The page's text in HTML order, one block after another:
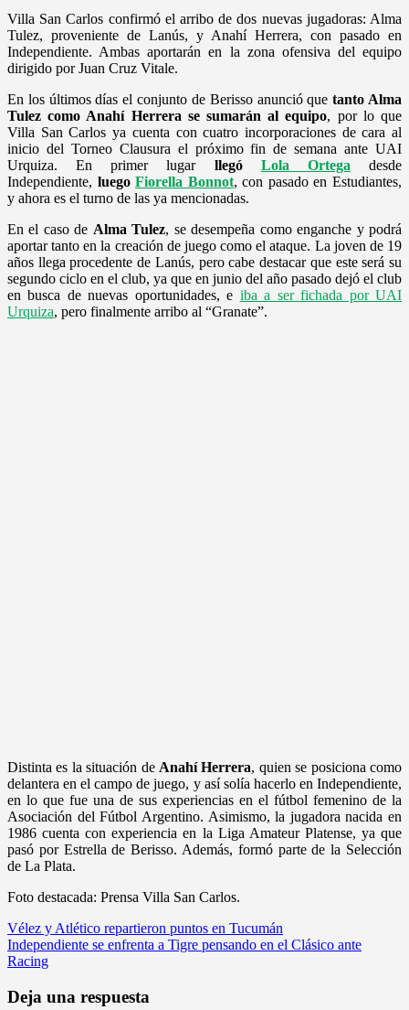
Villa San Carlos confirmó el arribo de dos nuevas jugadoras: Alma
Tulez, proveniente de Lanús, y Anahí Herrera, con pasado en
Independiente. Ambas aportarán en la zona ofensiva del equipo
dirigido por Juan Cruz Vitale.
En los últimos días el conjunto de Berisso anunció quetanto Alma
Tulez como Anahí Herrera se sumarán al equipo, por lo que
Villa San Carlos ya cuenta con cuatro incorporaciones de cara al
inicio del Torneo Clausura el próximo fin de semana ante UAI
Urquiza. En primer lugar llegó Lola Ortega desde
Independiente, luegoFiorella Bonnot, con pasado en Estudiantes,
y ahora es el turno de las ya mencionadas.
En el caso de Alma Tulez, se desempeña como enganche y podrá
aportar tanto en la creación de juego como el ataque. La joven de 19
años llega procedente de Lanús, pero cabe destacar que este será su
segundo ciclo en el club, ya que en junio del año pasado dejó el club
en busca de nuevas oportunidades, e iba a ser fichada por UAI
Urquiza, pero finalmente arribo al “Granate”.
Distinta es la situación de Anahí Herrera, quien se posiciona como
delantera en el campo de juego, y así solía hacerlo en Independiente,
en lo que fue una de sus experiencias en el fútbol femenino de la
Asociación del Fútbol Argentino. Asimismo, la jugadora nacida en
1986 cuenta con experiencia en la Liga Amateur Platense, ya que
pasó por Estrella de Berisso. Además, formó parte de la Selección
de La Plata.
Foto destacada: Prensa Villa San Carlos.
Navegación
de
Vélez y Atlético repartieron puntos en Tucumán
Independiente se enfrenta a Tigre pensando en el Clásico ante
Racing
Deja una respuesta